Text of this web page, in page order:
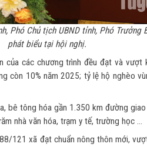
Phó Chủ tịch UBND tỉnh, Phó Trưởng
phát biểu tại hội nghị.
của các chương trình đều đạt và
còn 10% năm 2025; tỷ lệ hộ nghèo
bê tông hóa gần 1.350 km đường
nhà văn hóa, trạm y tế, trường học …
121 xã đạt chuẩn nông thôn mới,